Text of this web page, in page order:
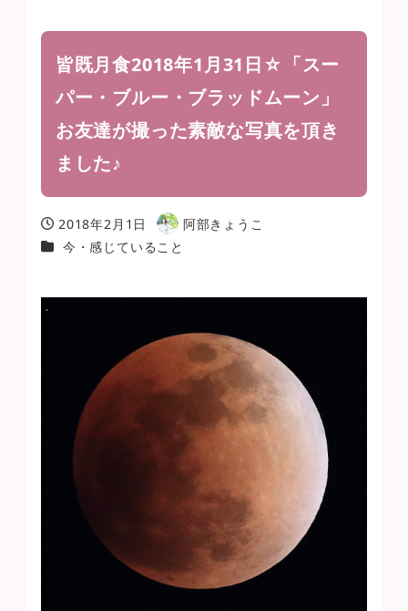
皆既月食2018年1月31日☆「スー
パー・ブルー・ブラッドムーン」
お友達が撮った素敵な写真を頂き
ました♪
投稿日
2018年2月1日
著
者
阿部きょうこ
カテゴリー
今・感じていること